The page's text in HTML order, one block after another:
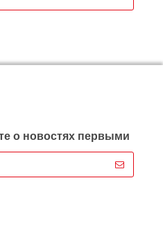
о новостях первыми